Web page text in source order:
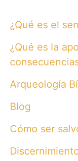
¿Qué es el
¿Qué es la
Arqueología
Blog
Cómo ser